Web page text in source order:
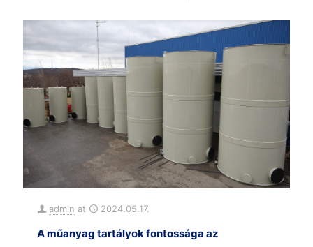
admin at 2024.05.17.
A műanyag tartályok fontossága az